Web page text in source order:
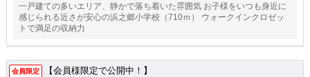
一戸建ての多いエリア、静かで落ち着いた雰囲気 お子様をいつも身近に
感じられる近さが安心の浜之郷小学校（710ｍ） ウォークインクロゼッ
トで満足の収納力
会員限定 【会員様限定で公開中！】